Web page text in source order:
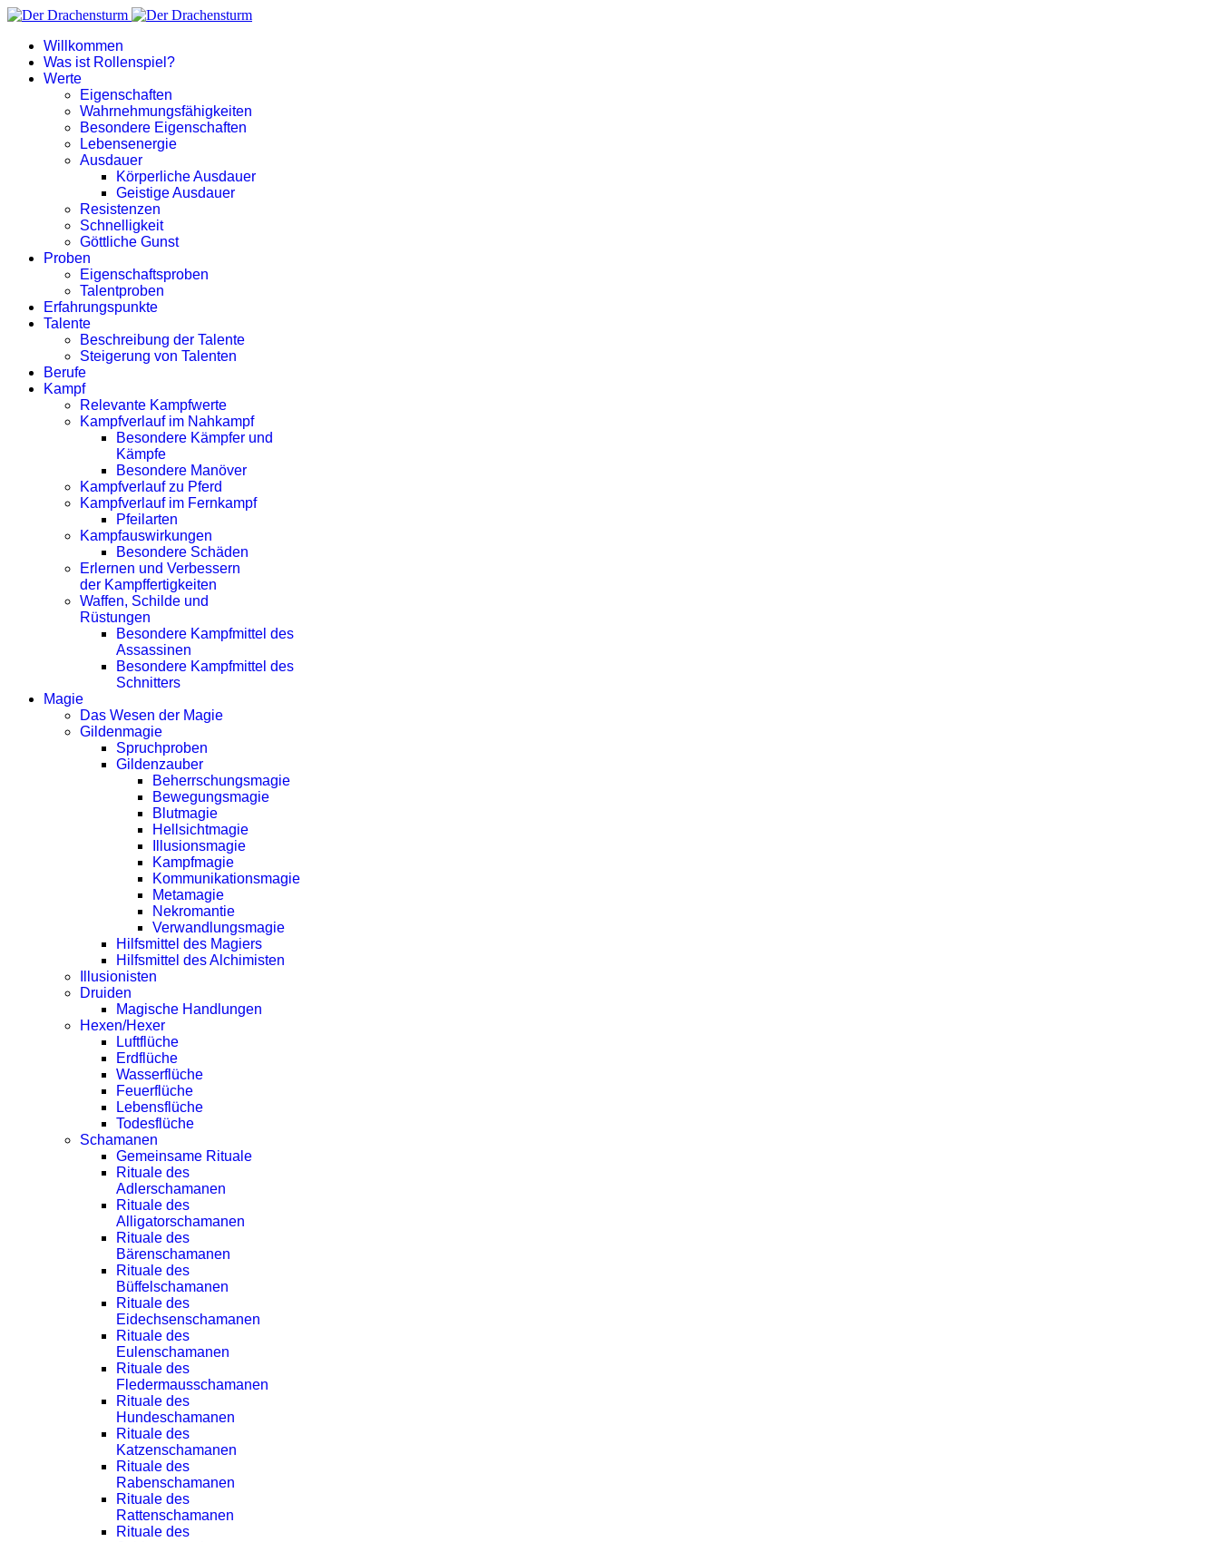
Willkommen
Was ist Rollenspiel?
Werte
Eigenschaften
Wahrnehmungsfähigkeiten
Besondere Eigenschaften
Lebensenergie
Ausdauer
Körperliche Ausdauer
Geistige Ausdauer
Resistenzen
Schnelligkeit
Göttliche Gunst
Proben
Eigenschaftsproben
Talentproben
Erfahrungspunkte
Talente
Beschreibung der Talente
Steigerung von Talenten
Berufe
Kampf
Relevante Kampfwerte
Kampfverlauf im Nahkampf
Besondere Kämpfer und
Kämpfe
Besondere Manöver
Kampfverlauf zu Pferd
Kampfverlauf im Fernkampf
Pfeilarten
Kampfauswirkungen
Besondere Schäden
Erlernen und Verbessern
der Kampffertigkeiten
Waffen, Schilde und
Rüstungen
Besondere Kampfmittel des
Assassinen
Besondere Kampfmittel des
Schnitters
Magie
Das Wesen der Magie
Gildenmagie
Spruchproben
Gildenzauber
Beherrschungsmagie
Bewegungsmagie
Blutmagie
Hellsichtmagie
Illusionsmagie
Kampfmagie
Kommunikationsmagie
Metamagie
Nekromantie
Verwandlungsmagie
Hilfsmittel des Magiers
Hilfsmittel des Alchimisten
Illusionisten
Druiden
Magische Handlungen
Hexen/Hexer
Luftflüche
Erdflüche
Wasserflüche
Feuerflüche
Lebensflüche
Todesflüche
Schamanen
Gemeinsame Rituale
Rituale des
Adlerschamanen
Rituale des
Alligatorschamanen
Rituale des
Bärenschamanen
Rituale des
Büffelschamanen
Rituale des
Eidechsenschamanen
Rituale des
Eulenschamanen
Rituale des
Fledermausschamanen
Rituale des
Hundeschamanen
Rituale des
Katzenschamanen
Rituale des
Rabenschamanen
Rituale des
Rattenschamanen
Rituale des